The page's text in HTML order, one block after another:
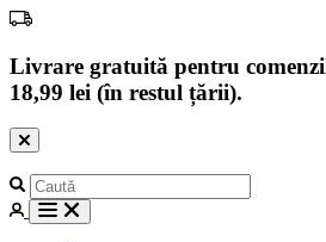
Livrare gratuită pentru
18,99 lei (în restul țării).